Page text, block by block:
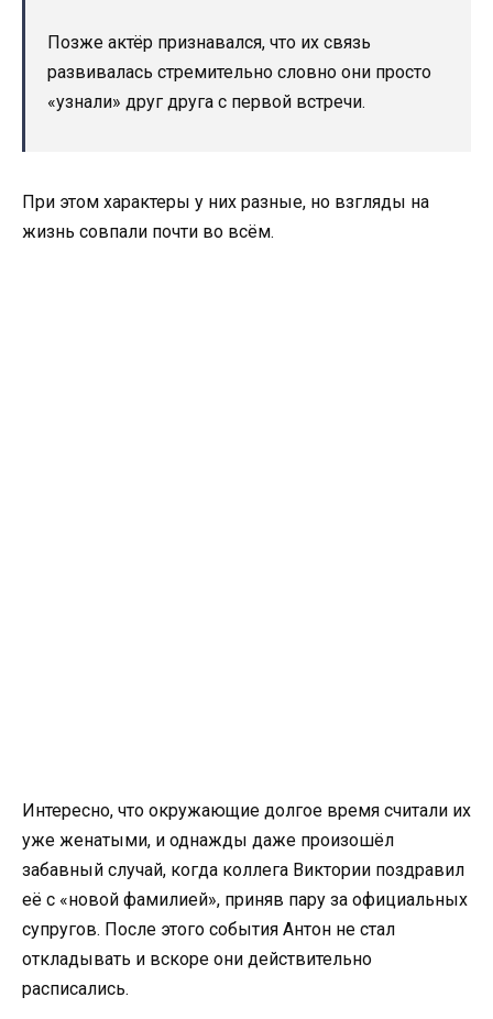
Позже актёр признавался, что их связь
развивалась стремительно словно они просто
«узнали» друг друга с первой встречи.
При этом характеры у них разные, но взгляды на
жизнь совпали почти во всём.
Интересно, что окружающие долгое время считали их
уже женатыми, и однажды даже произошёл
забавный случай, когда коллега Виктории поздравил
её с «новой фамилией», приняв пару за официальных
супругов. После этого события Антон не стал
откладывать и вскоре они действительно
расписались.